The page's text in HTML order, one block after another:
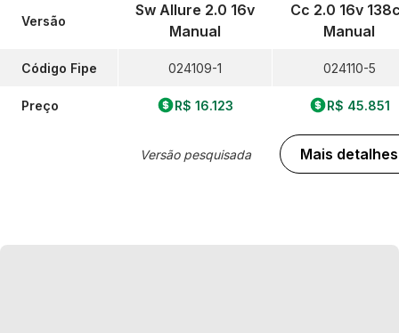
Versão
Código Fipe
Preço
Sw Allure 2.0 16v
Manual
024109-1
R$ 16.123
Versão pesquisada
Cc 2.0 16v
Manual
024110-5
R$ 45.851
Mais detalhes